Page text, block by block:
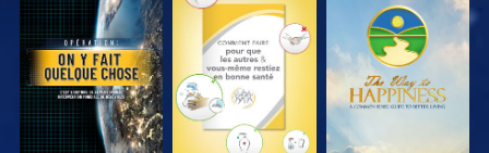
REGARDER REGARDER REGARDER